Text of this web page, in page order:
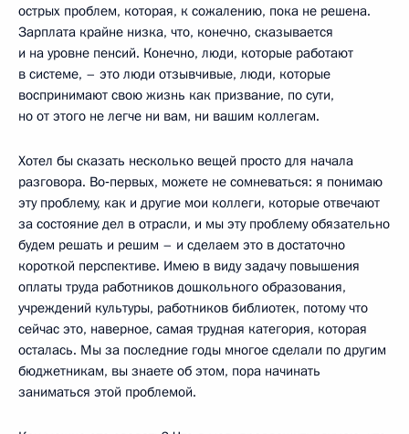
острых проблем, которая, к сожалению, пока не решена.
Зарплата крайне низка, что, конечно, сказывается
и на уровне пенсий. Конечно, люди, которые работают
в системе, – это люди отзывчивые, люди, которые
воспринимают свою жизнь как призвание, по сути,
но от этого не легче ни вам, ни вашим коллегам.
Хотел бы сказать несколько вещей просто для начала
разговора. Во‑первых, можете не сомневаться: я понимаю
эту проблему, как и другие мои коллеги, которые отвечают
за состояние дел в отрасли, и мы эту проблему обязательно
будем решать и решим – и сделаем это в достаточно
короткой перспективе. Имею в виду задачу повышения
оплаты труда работников дошкольного образования,
учреждений культуры, работников библиотек, потому что
сейчас это, наверное, самая трудная категория, которая
осталась. Мы за последние годы многое сделали по другим
бюджетникам, вы знаете об этом, пора начинать
заниматься этой проблемой.